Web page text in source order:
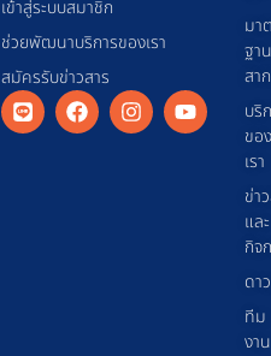
มา
ฐาน
สา
บริ
ของ
เรา
ข่า
และ
กิจ
ดา
ทีม
งาน
เข้าสู่ระบบสมาชิก
ช่วยพัฒนาบริการของเรา
สมัครรับข่าวสาร